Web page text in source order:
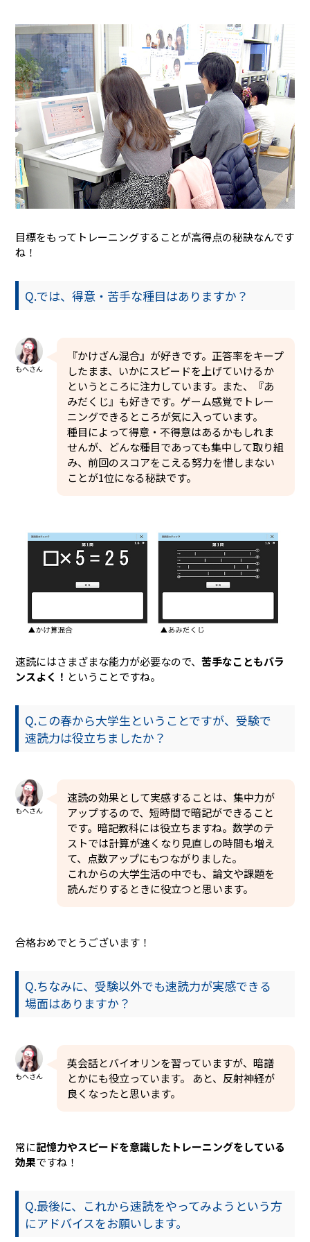
目標をもってトレーニングすることが高得点の秘訣なんです
ね！
Q.では、得意・苦手な種目はありますか？
もへさん
『かけざん混合』が好きです。正答率をキープ
したまま、いかにスピードを上げていけるか
というところに注力しています。また、『あ
みだくじ』も好きです。ゲーム感覚でトレー
ニングできるところが気に入っています。
種目によって得意・不得意はあるかもしれま
せんが、どんな種目であっても集中して取り組
み、前回のスコアをこえる努力を惜しまない
ことが1位になる秘訣です。
速読にはさまざまな能力が必要なので、苦手なこともバラ
ンスよく！ ということですね。
Q.この春から大学生ということですが、受験で
速読力は役立ちましたか？
もへさん
速読の効果として実感することは、集中力が
アップするので、短時間で暗記ができること
です。暗記教科には役立ちますね。数学のテ
ストでは計算が速くなり見直しの時間も増え
て、点数アップにもつながりました。
これからの大学生活の中でも、論文や課題を
読んだりするときに役立つと思います。
合格おめでとうございます！
Q.ちなみに、受験以外でも速読力が実感できる
場面はありますか？
もへさん
英会話とバイオリンを習っていますが、暗譜
とかにも役立っています。 あと、反射神経が
良くなったと思います。
常に記憶力やスピードを意識したトレーニングをしている
効果ですね！
Q.最後に、これから速読をやってみようという方
にアドバイスをお願いします。